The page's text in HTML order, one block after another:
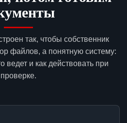
так, чтобы собственник
файлов, а понятную систему:
ведет и как действовать при
проверке.